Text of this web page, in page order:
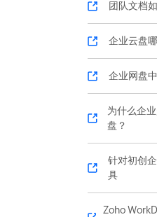
团队文档
企业云盘
企业网盘
为什么企
盘？
针对初创
具
Zoho